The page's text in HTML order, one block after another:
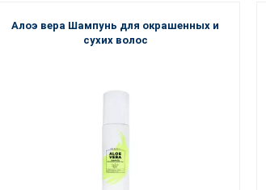
Алоэ вера Шампунь для окрашенных и
сухих волос